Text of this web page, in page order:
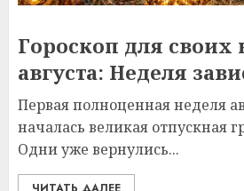
Гороскоп для своих
августа: Неделя
Первая полноценная неделя
началась великая отпускная
Одни уже вернулись...